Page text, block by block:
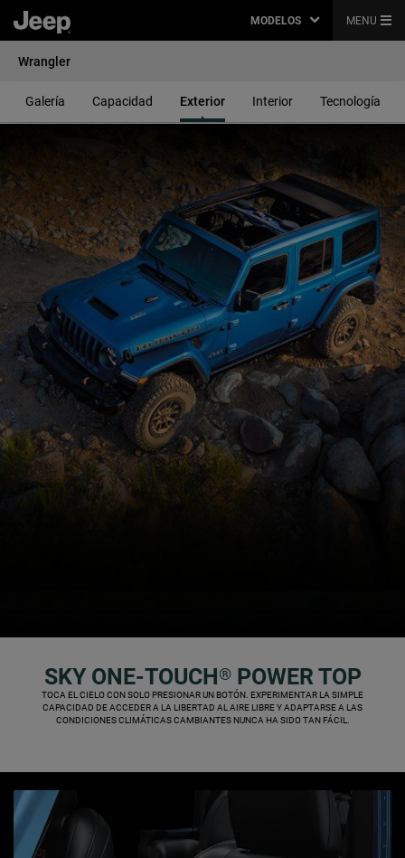
MODELOS MENU
Wrangler
Galería Capacidad Exterior Interior Tecnología
SKY ONE-TOUCH®POWER TOP
TOCA EL CIELO CON SOLO PRESIONAR UN BOTÓN. EXPERIMENTAR LA SIMPLE
CAPACIDAD DE ACCEDER A LA LIBERTAD AL AIRE LIBRE Y ADAPTARSE A LAS
CONDICIONES CLIMÁTICAS CAMBIANTES NUNCA HA SIDO TAN FÁCIL.